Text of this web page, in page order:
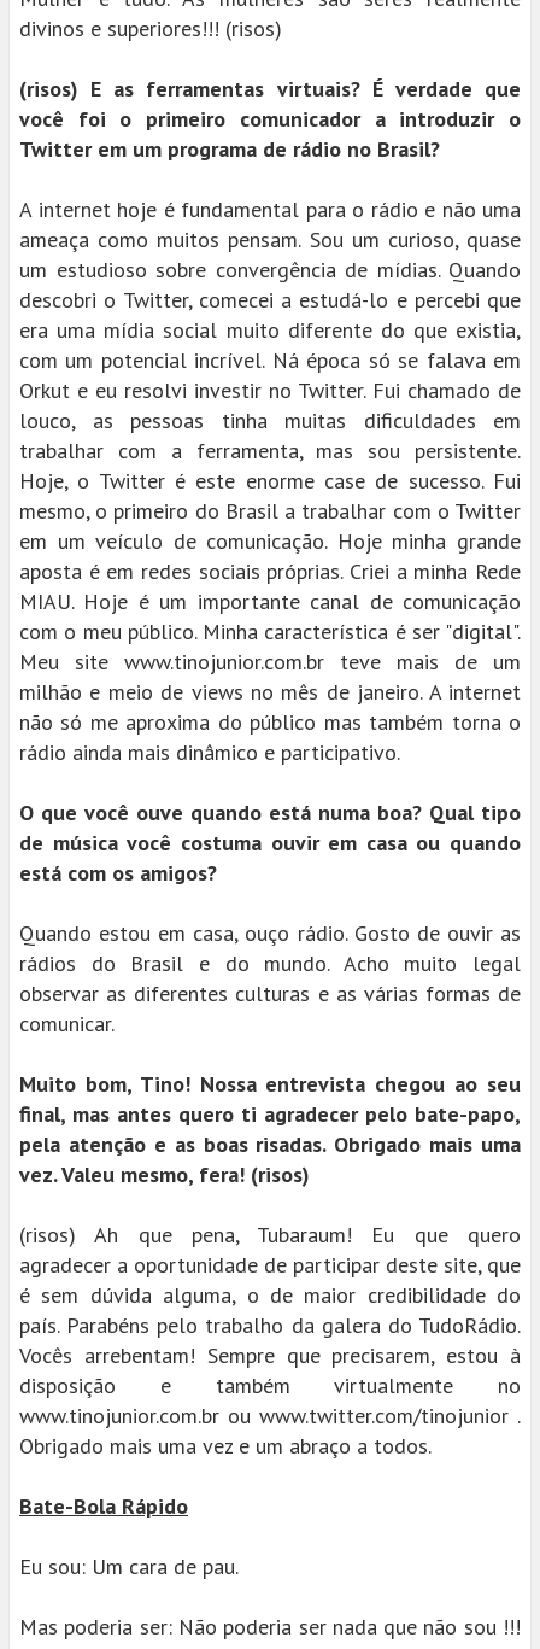
divinos e superiores!!! (risos)
(risos) E as ferramentas virtuais? É verdade que
você foi o primeiro comunicador a introduzir o
Twitter em um programa de rádio no Brasil?
A internet hoje é fundamental para o rádio e não uma
ameaça como muitos pensam. Sou um curioso, quase
um estudioso sobre convergência de mídias. Quando
descobri o Twitter, comecei a estudá-lo e percebi que
era uma mídia social muito diferente do que existia,
com um potencial incrível. Ná época só se falava em
Orkut e eu resolvi investir no Twitter. Fui chamado de
louco, as pessoas tinha muitas dificuldades em
trabalhar com a ferramenta, mas sou persistente.
Hoje, o Twitter é este enorme case de sucesso. Fui
mesmo, o primeiro do Brasil a trabalhar com o Twitter
em um veículo de comunicação. Hoje minha grande
aposta é em redes sociais próprias. Criei a minha Rede
MIAU. Hoje é um importante canal de comunicação
com o meu público. Minha característica é ser "digital".
Meu site www.tinojunior.com.br teve mais de um
milhão e meio de views no mês de janeiro. A internet
não só me aproxima do público mas também torna o
rádio ainda mais dinâmico e participativo.
O que você ouve quando está numa boa? Qual tipo
de música você costuma ouvir em casa ou quando
está com os amigos?
Quando estou em casa, ouço rádio. Gosto de ouvir as
rádios do Brasil e do mundo. Acho muito legal
observar as diferentes culturas e as várias formas de
comunicar.
Muito bom, Tino! Nossa entrevista chegou ao seu
final, mas antes quero ti agradecer pelo bate-papo,
pela atenção e as boas risadas. Obrigado mais uma
vez. Valeu mesmo, fera! (risos)
(risos) Ah que pena, Tubaraum! Eu que quero
agradecer a oportunidade de participar deste site, que
é sem dúvida alguma, o de maior credibilidade do
país. Parabéns pelo trabalho da galera do TudoRádio.
Vocês arrebentam! Sempre que precisarem, estou à
disposição e também virtualmente no
www.tinojunior.com.br ou www.twitter.com/tinojunior .
Obrigado mais uma vez e um abraço a todos.
Bate-Bola Rápido
Eu sou: Um cara de pau.
Mas poderia ser: Não poderia ser nada que não sou !!!